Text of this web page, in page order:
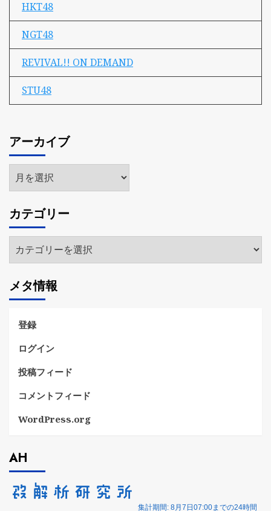
HKT48
NGT48
REVIVAL!! ON DEMAND
STU48
アーカイブ
ア
ー
イ
ブ
カテゴリー
テ
リ
ー
メタ情報
登録
ログイン
投稿フィード
コメントフィード
WordPress.org
AH